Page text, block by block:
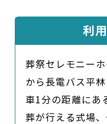
利
葬祭セレモニー
から長電バス平
車1分の距離にあ
葬が行える式場